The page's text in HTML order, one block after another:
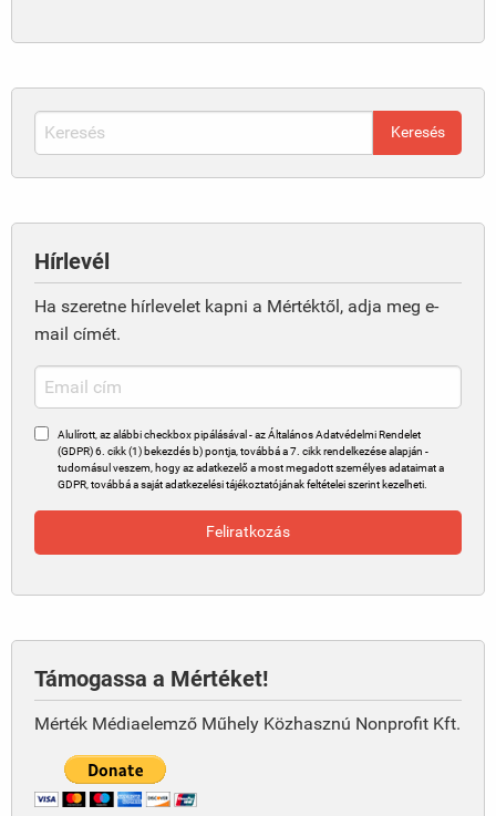
Hírlevél
Ha szeretne hírlevelet kapni a Mértéktől, adja meg e-
mail címét.
Alulírott, az alábbi checkbox pipálásával - az Általános Adatvédelmi Rendelet
(GDPR) 6. cikk (1) bekezdés b) pontja, továbbá a 7. cikk rendelkezése alapján -
tudomásul veszem, hogy az adatkezelő a most megadott személyes adataimat a
GDPR, továbbá a saját adatkezelési tájékoztatójának feltételei szerint kezelheti.
Támogassa a Mértéket!
Mérték Médiaelemző Műhely Közhasznú Nonprofit Kft.